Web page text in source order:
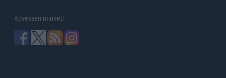
Kövessen minket!